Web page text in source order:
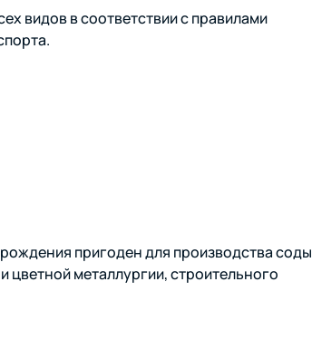
видов в соответствии с правилами
пригоден для производства соды
металлургии, строительного